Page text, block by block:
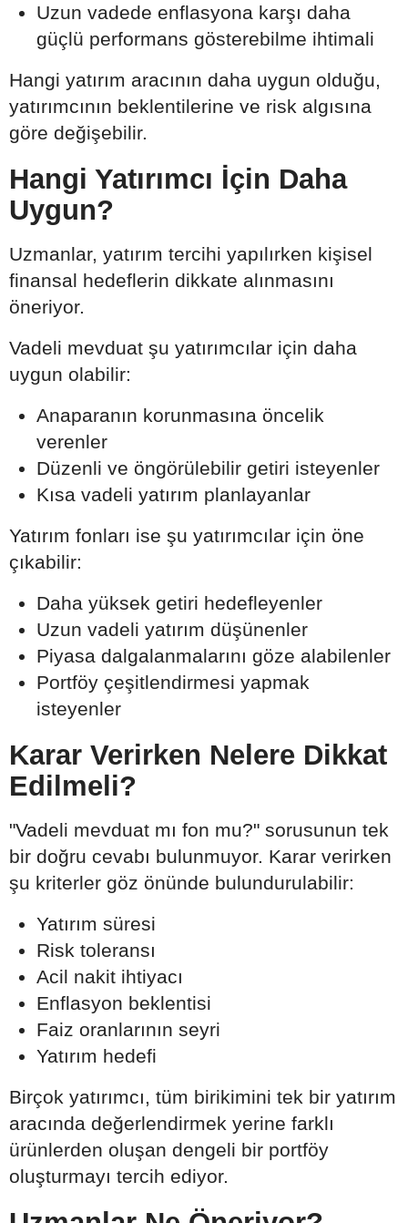
Uzun vadede enflasyona karşı daha
güçlü performans gösterebilme ihtimali
Hangi yatırım aracının daha uygun olduğu,
yatırımcının beklentilerine ve risk algısına
göre değişebilir.
Hangi Yatırımcı İçin Daha
Uygun?
Uzmanlar, yatırım tercihi yapılırken kişisel
finansal hedeflerin dikkate alınmasını
öneriyor.
Vadeli mevduat şu yatırımcılar için daha
uygun olabilir:
Anaparanın korunmasına öncelik
verenler
Düzenli ve öngörülebilir getiri isteyenler
Kısa vadeli yatırım planlayanlar
Yatırım fonları ise şu yatırımcılar için öne
çıkabilir:
Daha yüksek getiri hedefleyenler
Uzun vadeli yatırım düşünenler
Piyasa dalgalanmalarını göze alabilenler
Portföy çeşitlendirmesi yapmak
isteyenler
Karar Verirken Nelere Dikkat
Edilmeli?
"Vadeli mevduat mı fon mu?" sorusunun tek
bir doğru cevabı bulunmuyor. Karar verirken
şu kriterler göz önünde bulundurulabilir:
Yatırım süresi
Risk toleransı
Acil nakit ihtiyacı
Enflasyon beklentisi
Faiz oranlarının seyri
Yatırım hedefi
Birçok yatırımcı, tüm birikimini tek bir yatırım
aracında değerlendirmek yerine farklı
ürünlerden oluşan dengeli bir portföy
oluşturmayı tercih ediyor.